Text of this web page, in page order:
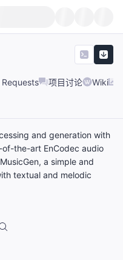
Requests 项目讨论 Wiki
and generation with
the-art EnCodec audio
a simple and
textual and melodic